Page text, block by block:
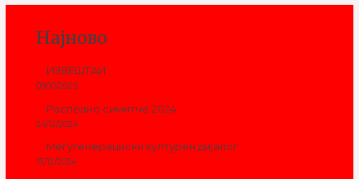
Најново
ИЗВЕШТАИ
09/10/2025
Распеано симитче 2024
24/12/2024
Меѓугенерациски културен дијалог
13/12/2024